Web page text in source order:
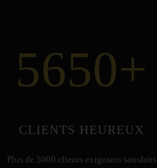
5650+
CLIENTS HEUREUX
Plus de 5000 clients exigeants satisfaits